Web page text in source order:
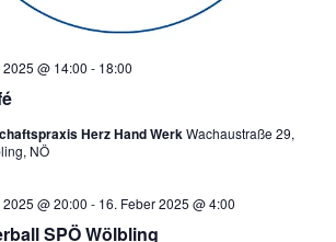
@ 14:00 - 18:00
Herz Hand WerkWachaustraße 29,
NÖ
SPÖ Wölbling
@ 20:00 - 16. Feber 2025 @ 4:00